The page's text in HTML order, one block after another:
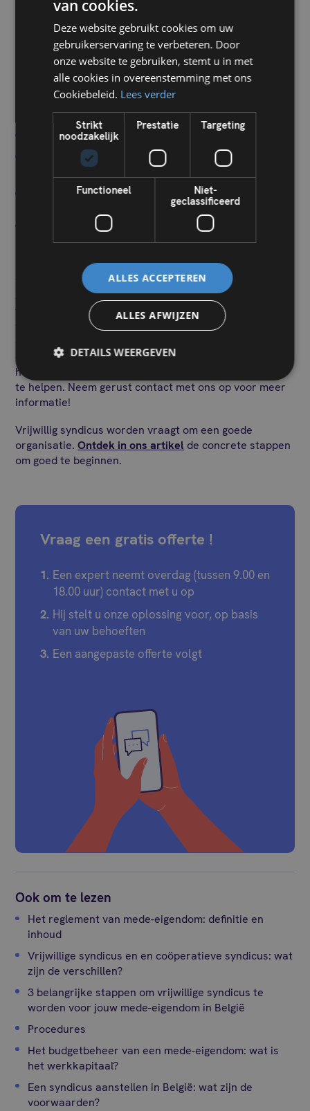
Ook om te lezen
Het reglement van mede-eigendom: definitie en
inhoud
Vrijwillige syndicus en en coöperatieve syndicus: wat
zijn de verschillen?
3 belangrijke stappen om vrijwillige syndicus te
worden voor jouw mede-eigendom in België
Procedures
Het budgetbeheer van een mede-eigendom: wat is
het werkkapitaal?
Een syndicus aanstellen in België: wat zijn de
voorwaarden?
De begroting uitvoeren en controleren
Zodra de begroting is goedgekeurd door de Algemene
Vergadering, zal de syndicus :
de lopende uitgaven opvolgen,
de onderhoudscontracten beheren
erop toezien dat de werkzaamheden binnen het
Tot slot
beheer van het budget van een mede-eigendom
vereist vaardigheid en nauwgezetheid. De syndicus
speelt een essentiële rol in dit beheer en zorgt voor de
financiële stabiliteit van het gebouw. Bent u een
vrijwillige syndicus en wenst u te worden bijgestaan
eigendom en alle andere administratie aspecten van
het gebouw te beheren, dan is Syndic Yourself er om u
te helpen. Neem gerust contact met ons op voor meer
informatie!
Vrijwillig syndicus worden vraagt om een goede
organisatie.Ontdek in ons artikel de concrete stappen
om goed te beginnen.
Vraag een gratis offerte !
Een expert neemt overdag (tussen 9.00 en
18.00 uur) contact met u op
Hij stelt u onze oplossing voor, op basis
van uw behoeften
Een aangepaste offerte volgt
van cookies.
Deze website gebruikt cookies om uw
gebruikerservaring te verbeteren. Door
onze website te gebruiken, stemt u in met
alle cookies in overeenstemming met ons
Cookiebeleid. Lees verder
Strikt
noodzakelijk
Prestatie Targeting
Functioneel
Niet-
geclassificeerd
ALLES ACCEPTEREN
ALLES AFWIJZEN
DETAILS WEERGEVEN